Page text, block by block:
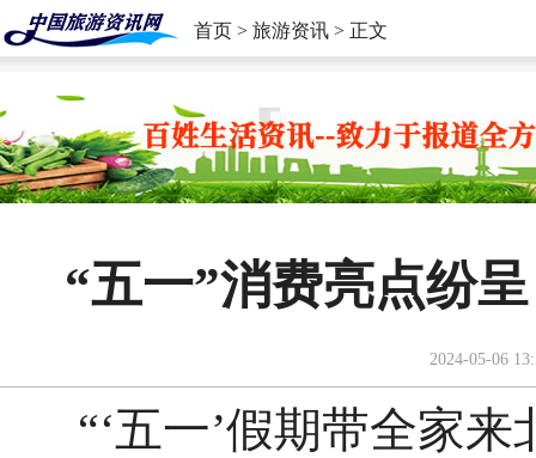
首页 > 旅游资讯 > 正文
“五一”消费亮点纷
2024-05-06
“‘五一’假期带全家